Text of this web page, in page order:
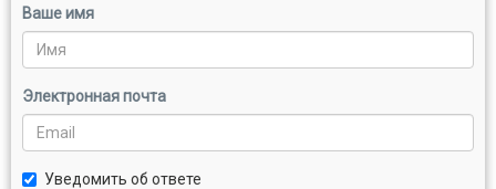
Ваше имя
Электронная почта
Уведомить об ответе